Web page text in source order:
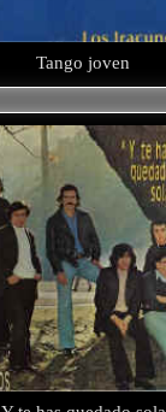
Tango joven